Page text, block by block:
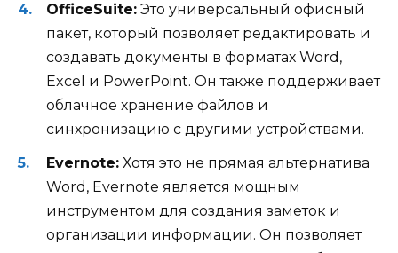
OfficeSuite: Это универсальный офисный
пакет, который позволяет редактировать и
создавать документы в форматах Word,
Excel и PowerPoint. Он также поддерживает
облачное хранение файлов и
синхронизацию с другими устройствами.
Evernote: Хотя это не прямая альтернатива
Word, Evernote является мощным
инструментом для создания заметок и
организации информации. Он позволяет